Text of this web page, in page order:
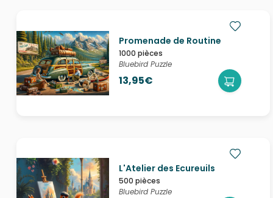
Promenade de Routine
1000 pièces
Bluebird Puzzle
13,95€
L'Atelier des Ecureuils
500 pièces
Bluebird Puzzle